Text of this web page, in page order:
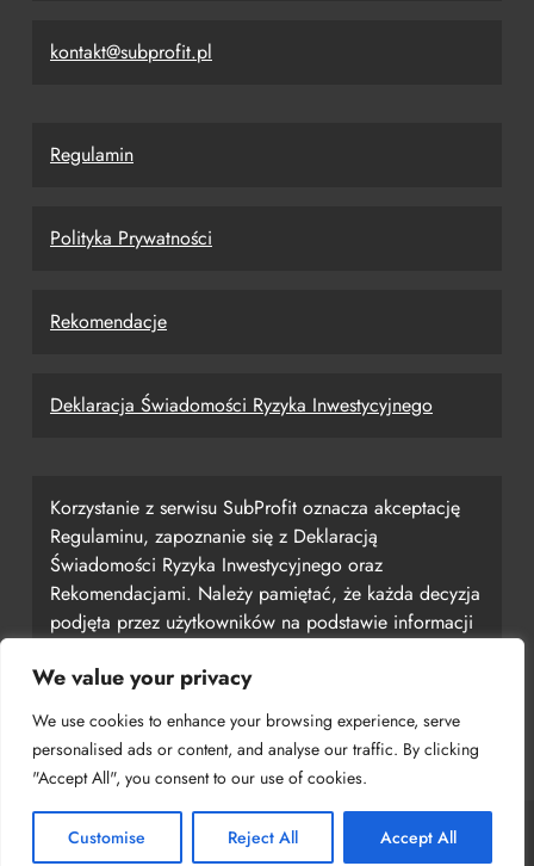
We value your privacy
We use cookies to enhance your browsing experience, serve
personalised ads or content, and analyse our traffic. By clicking
"Accept All", you consent to our use of cookies.
Customise Reject All Accept All
kontakt@subprofit.pl
Regulamin
Polityka Prywatności
Rekomendacje
Deklaracja Świadomości Ryzyka Inwestycyjnego
Korzystanie z serwisu SubProfit oznacza akceptację
Regulaminu, zapoznanie się z Deklaracją
Świadomości Ryzyka Inwestycyjnego oraz
Rekomendacjami. Należy pamiętać, że każda decyzja
podjęta przez użytkowników na podstawie informacji
odpowiedzialnością, a serwis SubProfit nie ponosi za
nią odpowiedzialności.
Copyright © 2024 SubProfit Powered By BlazeThemes